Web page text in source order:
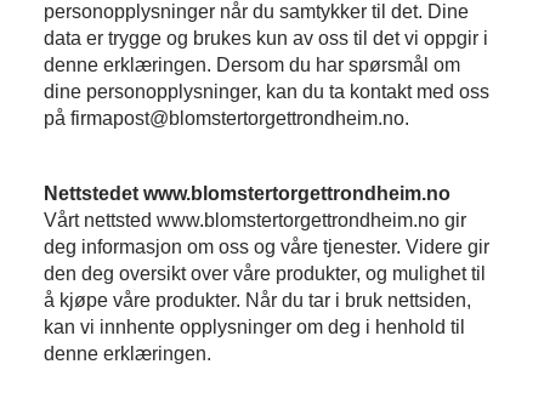
personopplysninger når du samtykker til det. Dine
data er trygge og brukes kun av oss til det vi oppgir i
denne erklæringen. Dersom du har spørsmål om
dine personopplysninger, kan du ta kontakt med oss
på firmapost@blomstertorgettrondheim.no.
Nettstedet www.blomstertorgettrondheim.no
Vårt nettsted www.blomstertorgettrondheim.no gir
deg informasjon om oss og våre tjenester. Videre gir
den deg oversikt over våre produkter, og mulighet til
å kjøpe våre produkter. Når du tar i bruk nettsiden,
kan vi innhente opplysninger om deg i henhold til
denne erklæringen.